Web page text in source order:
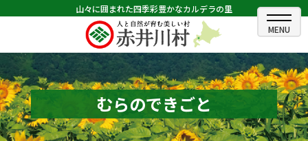
山々に囲まれた四季彩豊かなカルデラの里
ホーム
むらのできごと
むらのプロフィール
むらのできごと